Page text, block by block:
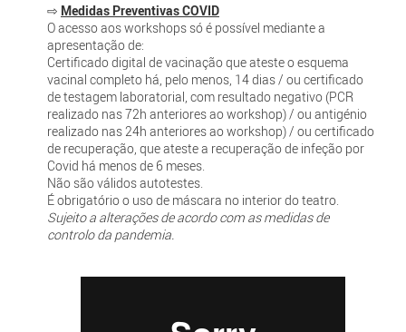
⇨ Medidas Preventivas COVID
O acesso aos workshops só é possível mediante a
apresentação de:
Certificado digital de vacinação que ateste o esquema
vacinal completo há, pelo menos, 14 dias / ou certificado
de testagem laboratorial, com resultado negativo (PCR
realizado nas 72h anteriores ao workshop) / ou antigénio
realizado nas 24h anteriores ao workshop) / ou certificado
de recuperação, que ateste a recuperação de infeção por
Covid há menos de 6 meses.
Não são válidos autotestes.
É obrigatório o uso de máscara no interior do teatro.
Sujeito a alterações de acordo com as medidas de
controlo da pandemia.